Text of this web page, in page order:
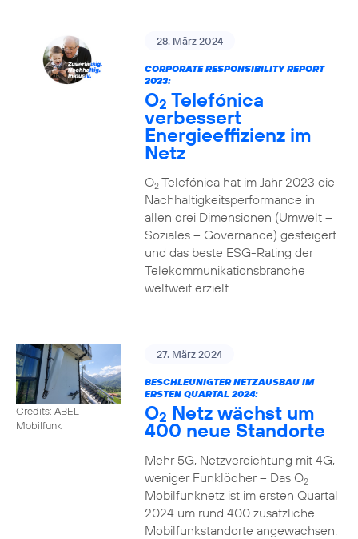
28. März 2024
CORPORATE RESPONSIBILITY REPORT
2023:
O2 Telefónica
verbessert
Energieeffizienz im
Netz
O2Telefónica hat im Jahr 2023 die
Nachhaltigkeitsperformance in
allen drei Dimensionen (Umwelt –
Soziales – Governance) gesteigert
und das beste ESG-Rating der
Telekommunikationsbranche
weltweit erzielt.
Credits: ABEL
Mobilfunk
27. März 2024
BESCHLEUNIGTER NETZAUSBAU IM
ERSTEN QUARTAL 2024:
O2 Netz wächst um
400 neue Standorte
Mehr 5G, Netzverdichtung mit 4G,
weniger Funklöcher – Das O2
Mobilfunknetz ist im ersten Quartal
2024 um rund 400 zusätzliche
Mobilfunkstandorte angewachsen.